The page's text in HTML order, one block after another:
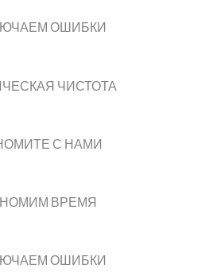
ОШИБКИ
ЧИСТОТА
С НАМИ
ВРЕМЯ
ОШИБКИ